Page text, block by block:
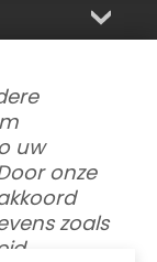
uw
onze
zoals
.